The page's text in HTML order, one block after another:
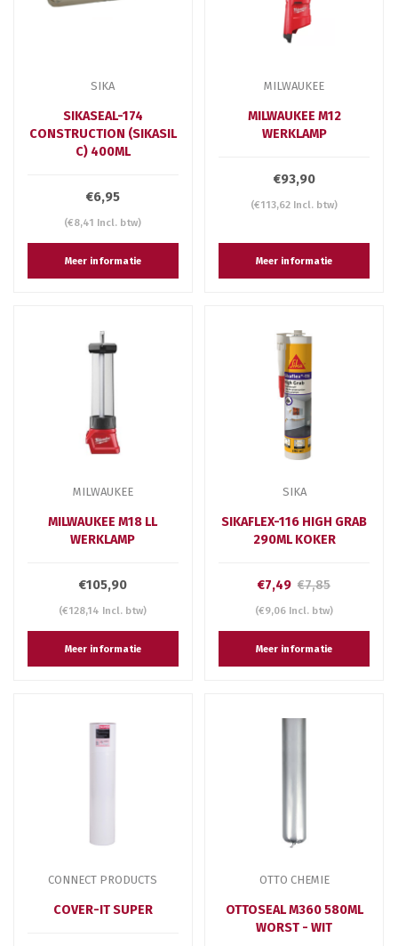
SIKA
SIKASEAL-174
CONSTRUCTION (SIKASIL
C) 400ML
€6,95
(€8,41 Incl. btw)
Meer informatie
MILWAUKEE
MILWAUKEE M12
WERKLAMP
€93,90
(€113,62 Incl. btw)
Meer informatie
MILWAUKEE
MILWAUKEE M18 LL
WERKLAMP
€105,90
(€128,14 Incl. btw)
Meer informatie
SIKA
SIKAFLEX-116 HIGH GRAB
290ML KOKER
€7,49 €7,85
(€9,06 Incl. btw)
Meer informatie
CONNECT PRODUCTS
COVER-IT SUPER
OTTO CHEMIE
OTTOSEAL M360 580ML
WORST - WIT